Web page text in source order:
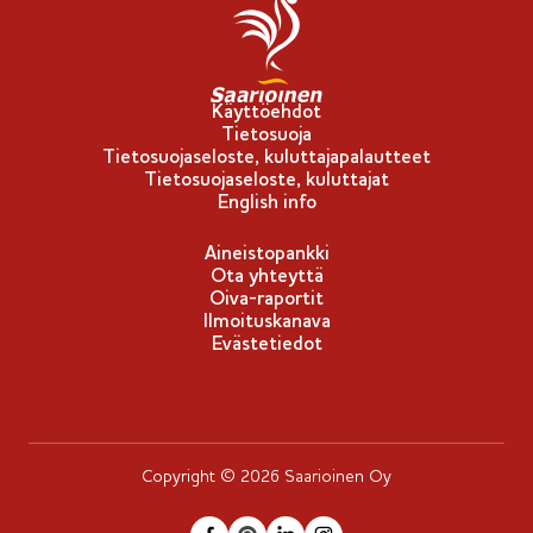
-
m
e
r
k
i
Käyttöehdot
Tietosuoja
Tietosuojaseloste, kuluttajapalautteet
Tietosuojaseloste, kuluttajat
English info
Aineistopankki
Ota yhteyttä
Oiva-raportit
Ilmoituskanava
Evästetiedot
Copyright © 2026 Saarioinen Oy